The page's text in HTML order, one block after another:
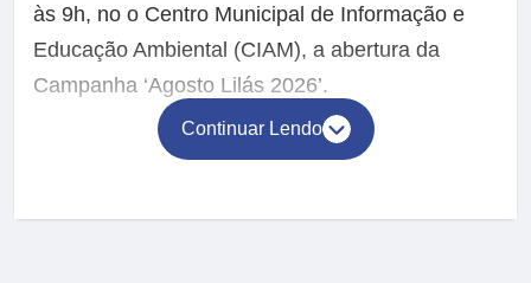
às 9h, no o Centro Municipal de Informação e
Educação Ambiental (CIAM), a abertura da
Campanha ‘Agosto Lilás 2026’.
Continuar Lendo